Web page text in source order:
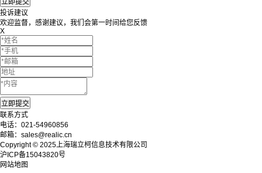
投诉建议
欢迎监督，感谢建议，我们会第一时间给您反馈
X
联系方式
电话：021-54960856
邮箱：sales@realic.cn
Copyright © 2025上海瑞立柯信息技术有限公司
沪ICP备15043820号
网站地图